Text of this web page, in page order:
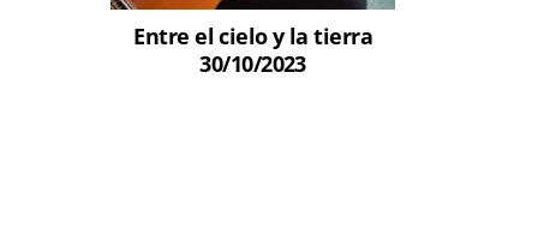
Entre el cielo y la tierra
30/10/2023